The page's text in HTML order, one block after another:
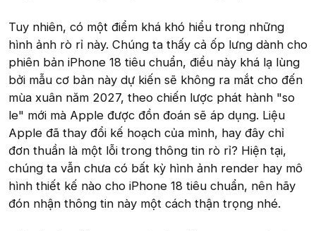
Tuy nhiên, có một điểm khá khó hiểu trong những
hình ảnh rò rỉ này. Chúng ta thấy cả ốp lưng dành cho
phiên bản iPhone 18 tiêu chuẩn, điều này khá lạ lùng
bởi mẫu cơ bản này dự kiến sẽ không ra mắt cho đến
mùa xuân năm 2027, theo chiến lược phát hành "so
le" mới mà Apple được đồn đoán sẽ áp dụng. Liệu
Apple đã thay đổi kế hoạch của mình, hay đây chỉ
đơn thuần là một lỗi trong thông tin rò rỉ? Hiện tại,
chúng ta vẫn chưa có bất kỳ hình ảnh render hay mô
hình thiết kế nào cho iPhone 18 tiêu chuẩn, nên hãy
đón nhận thông tin này một cách thận trọng nhé.